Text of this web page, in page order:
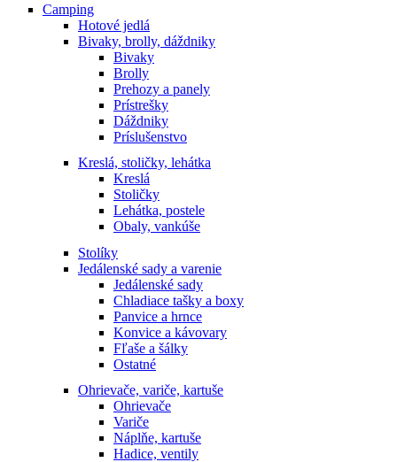
Camping
Hotové jedlá
Bivaky, brolly, dáždniky
Bivaky
Brolly
Prehozy a panely
Prístrešky
Dáždniky
Príslušenstvo
Kreslá, stoličky, lehátka
Kreslá
Stoličky
Lehátka, postele
Obaly, vankúše
Stolíky
Jedálenské sady a varenie
Jedálenské sady
Chladiace tašky a boxy
Panvice a hrnce
Konvice a kávovary
Fľaše a šálky
Ostatné
Ohrievače, variče, kartuše
Ohrievače
Variče
Náplňe, kartuše
Hadice, ventily